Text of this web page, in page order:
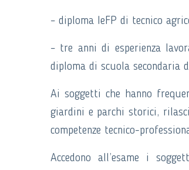
– diploma IeFP di tecnico
– tre anni di esperienza
diploma di scuola secondaria
Ai soggetti che hanno
giardini e parchi storici,
competenze tecnico-
Accedono all’esame i